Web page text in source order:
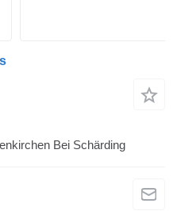
Bei Schärding